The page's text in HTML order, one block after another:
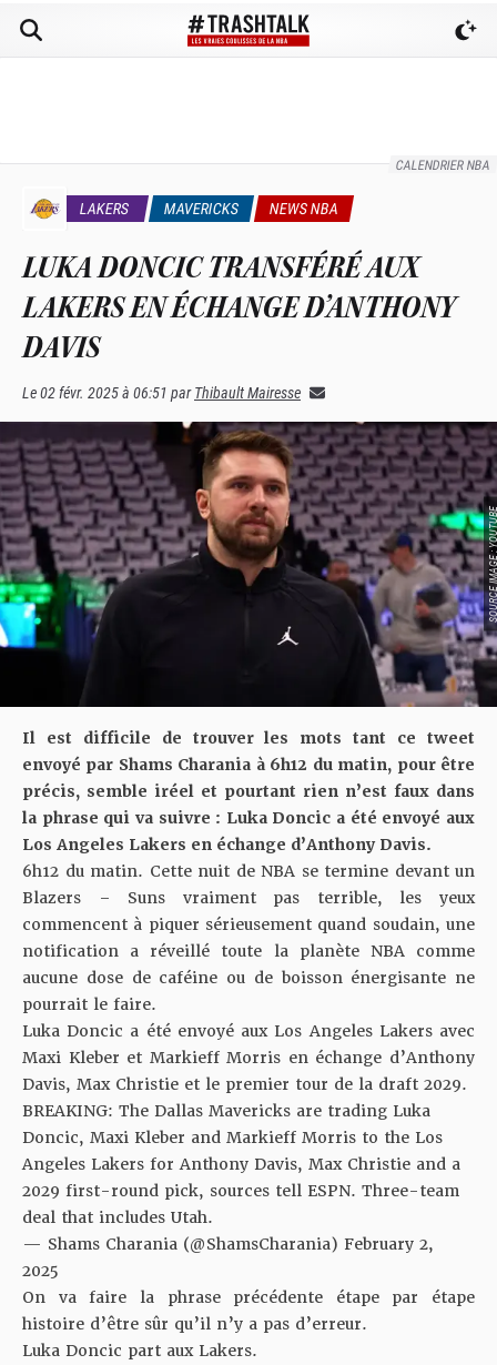
CALENDRIER NBA
LAKERS MAVERICKS NEWS NBA
LUKA DONCIC TRANSFÉRÉ AUX
LAKERS EN ÉCHANGE D’ANTHONY
DAVIS
Le02 févr. 2025 à 06:51 par Thibault Mairesse
SOURCE
Il est difficile de trouver les mots tant ce tweet
envoyé par Shams Charania à 6h12 du matin, pour être
précis, semble iréel et pourtant rien n’est faux dans
la phrase qui va suivre : Luka Doncic a été envoyé aux
Los Angeles Lakers en échange d’Anthony Davis.
6h12 du matin. Cette nuit de NBA se termine devant un
Blazers – Suns vraiment pas terrible, les yeux
commencent à piquer sérieusement quand soudain, une
notification a réveillé toute la planète NBA comme
aucune dose de caféine ou de boisson énergisante ne
pourrait le faire.
Luka Doncic a été envoyé aux Los Angeles Lakers avec
Maxi Kleber et Markieff Morris en échange d’Anthony
Davis, Max Christie et le premier tour de la draft 2029.
BREAKING: The Dallas Mavericks are trading Luka
Doncic, Maxi Kleber and Markieff Morris to the Los
Angeles Lakers for Anthony Davis, Max Christie and a
2029 first-round pick, sources tell ESPN. Three-team
deal that includes Utah.
— Shams Charania (@ShamsCharania) February 2,
2025
On va faire la phrase précédente étape par étape
histoire d’être sûr qu’il n’y a pas d’erreur.
Luka Doncic part aux Lakers.